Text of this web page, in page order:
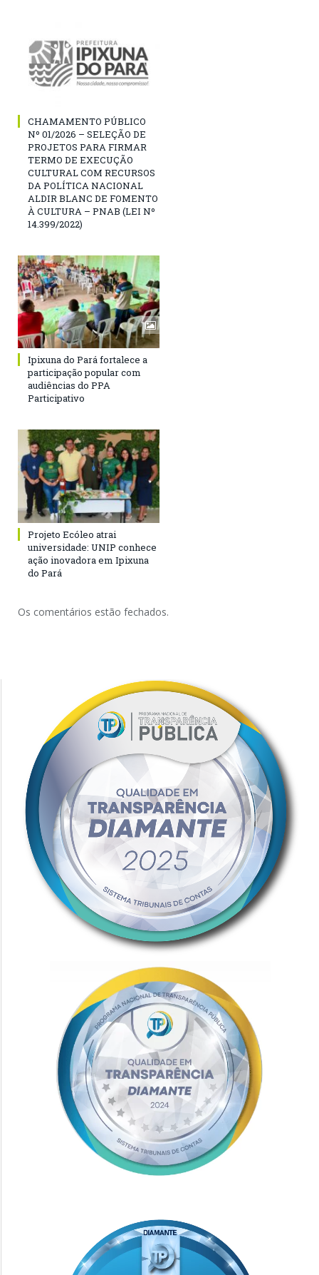
CHAMAMENTO PÚBLICO
Nº 01/2026 – SELEÇÃO DE
PROJETOS PARA FIRMAR
TERMO DE EXECUÇÃO
CULTURAL COM RECURSOS
DA POLÍTICA NACIONAL
ALDIR BLANC DE FOMENTO
À CULTURA – PNAB (LEI Nº
14.399/2022)
Ipixuna do Pará fortalece a
participação popular com
audiências do PPA
Participativo
Projeto Ecóleo atrai
universidade: UNIP conhece
ação inovadora em Ipixuna
do Pará
Os comentários estão fechados.